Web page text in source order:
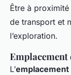
Être à proximité
de transport et
l’exploration.
L’emplacement